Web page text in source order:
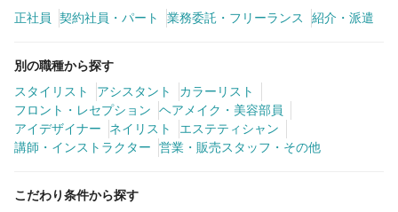
正社員
契約社員・パート 業務委託・フリーランス 紹介・派遣
別の職種から探す
スタイリスト
アシスタント
カラーリスト
フロント・レセプション
ヘアメイク・美容部員
アイデザイナー
ネイリスト
エステティシャン
講師・インストラクター
営業・販売スタッフ・その他
こだわり条件から探す